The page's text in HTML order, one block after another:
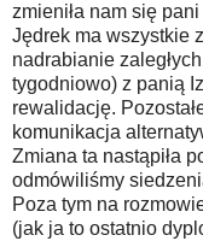
zmieniła nam się
Jędrek ma wszystkie
nadrabianie
tygodniowo) z panią
rewalidację.
komunikacja
Zmiana ta nastąpiła
odmówiliśmy
Poza tym na
(jak ja to ostatnio